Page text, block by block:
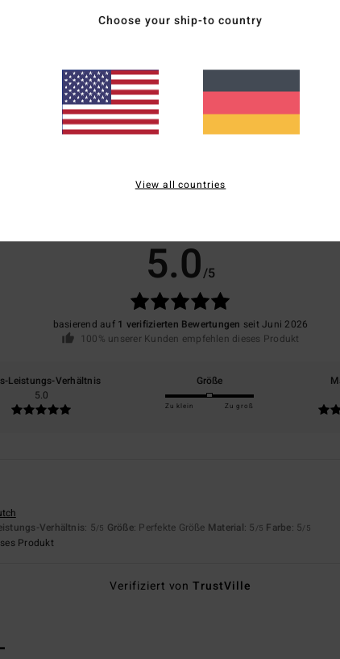
5.0/5
basierend auf 1 verifizierten Bewertungen seit Juni 2026
100% unserer Kunden empfehlen dieses Produkt
Leistungs-Verhältnis
5.0
Größe
Zu klein Zu groß
Verhältnis: 5/5 Größe: Perfekte Größe Material: 5 /5 Farbe: 5/5
Produkt
Verifiziert vonTrustVille
Choose your ship-to country
View all countries